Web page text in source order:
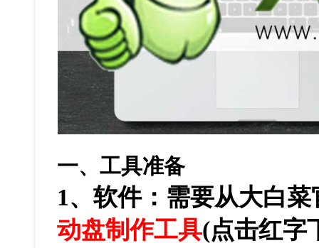
一、工具准备
1、软件：需要从大白
动盘制作工具(点击红字